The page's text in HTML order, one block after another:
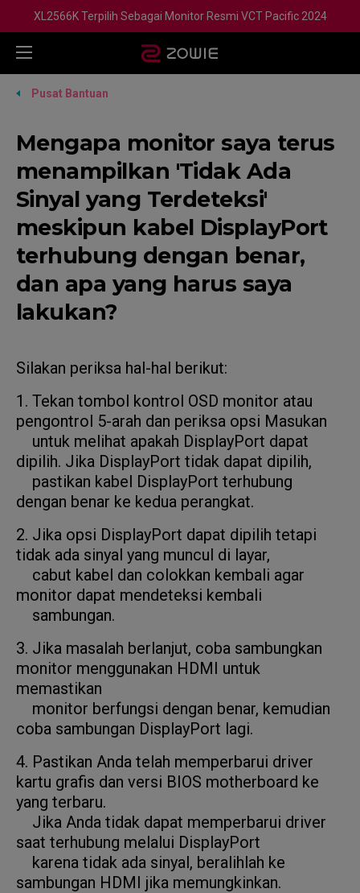
XL2566K Terpilih Sebagai Monitor Resmi VCT Pacific 2024
Pusat Bantuan
Mengapa monitor saya terus
menampilkan 'Tidak Ada
Sinyal yang Terdeteksi'
meskipun kabel DisplayPort
terhubung dengan benar,
dan apa yang harus saya
lakukan?
Silakan periksa hal-hal berikut:
1. Tekan tombol kontrol OSD monitor atau
pengontrol 5-arah dan periksa opsi Masukan
untuk melihat apakah DisplayPort dapat
dipilih. Jika DisplayPort tidak dapat dipilih,
pastikan kabel DisplayPort terhubung
dengan benar ke kedua perangkat.
2. Jika opsi DisplayPort dapat dipilih tetapi
tidak ada sinyal yang muncul di layar,
cabut kabel dan colokkan kembali agar
monitor dapat mendeteksi kembali
sambungan.
3. Jika masalah berlanjut, coba sambungkan
monitor menggunakan HDMI untuk
memastikan
monitor berfungsi dengan benar, kemudian
coba sambungan DisplayPort lagi.
4. Pastikan Anda telah memperbarui driver
kartu grafis dan versi BIOS motherboard ke
yang terbaru.
Jika Anda tidak dapat memperbarui driver
saat terhubung melalui DisplayPort
karena tidak ada sinyal, beralihlah ke
sambungan HDMI jika memungkinkan.